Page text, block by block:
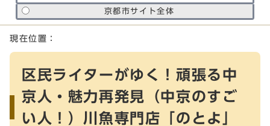
京都市サイト全体
ここから本文です
現在位置：
区民ライターがゆく！頑張る中
京人・魅力再発見（中京のすご
い人！）川魚専門店「のとよ」